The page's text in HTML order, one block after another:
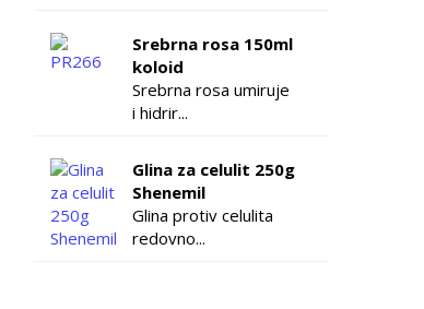
Srebrna rosa 150ml
koloid
Srebrna rosa umiruje
i hidrir...
Glina za celulit 250g
Shenemil
Glina protiv celulita
redovno...